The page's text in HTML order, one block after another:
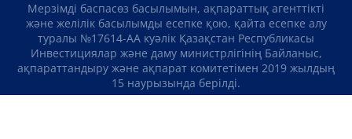
Мерзімді баспасөз басылымын, ақпараттық агенттікті
және желілік басылымды есепке қою, қайта есепке алу
туралы №17614-АА куәлік Қазақстан Республикасы
Инвестициялар және даму министрлігінің Байланыс,
ақпараттандыру және ақпарат комитетімен 2019 жылдың
15 наурызында берілді.